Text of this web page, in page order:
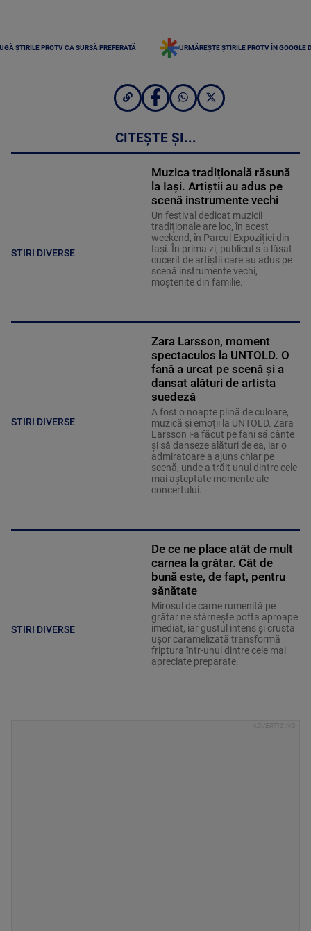
ȘTIRILE PROTV CA SURSĂ PREFERATĂ URMĂREȘTE ȘTIRILE PROTV ÎN GOOGLE
CITEȘTE ȘI...
STIRI DIVERSE
Muzica tradițională răsună
la Iași. Artiștii au adus pe
scenă instrumente vechi
Un festival dedicat muzicii
tradiționale are loc, în acest
weekend, în Parcul Expoziției din
Iași. În prima zi, publicul s-a lăsat
cucerit de artiștii care au adus pe
scenă instrumente vechi,
moștenite din familie.
STIRI DIVERSE
Zara Larsson, moment
spectaculos la UNTOLD. O
fană a urcat pe scenă și a
dansat alături de artista
suedeză
A fost o noapte plină de culoare,
muzică și emoții la UNTOLD. Zara
Larsson i-a făcut pe fani să cânte
și să danseze alături de ea, iar o
admiratoare a ajuns chiar pe
scenă, unde a trăit unul dintre cele
mai așteptate momente ale
concertului.
STIRI DIVERSE
De ce ne place atât de mult
carnea la grătar. Cât de
bună este, de fapt, pentru
sănătate
Mirosul de carne rumenită pe
grătar ne stârnește pofta aproape
imediat, iar gustul intens și crusta
ușor caramelizată transformă
friptura într-unul dintre cele mai
apreciate preparate.